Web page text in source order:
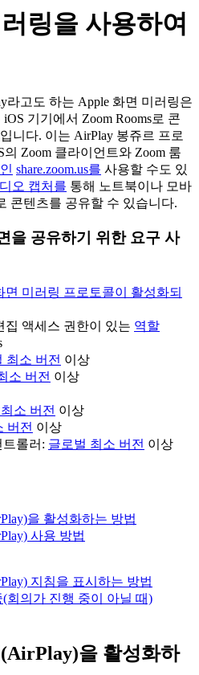
링을 사용하여
라고도 하는 Apple 화면 미러링은
기기에서 Zoom Rooms로 콘
니다. 이는 AirPlay 봉쥬르 프로
Zoom 클라이언트와 Zoom 룸
share.zoom.us를 사용할 수도 있
오 캡처를 통해 노트북이나 모바
콘텐츠를 공유할 수 있습니다.
을 공유하기 위한 요구 사
면 미러링 프로토콜이 활성화되
집 액세스 권한이 있는 역할
최소 버전 이상
소 버전 이상
소 버전 이상
버전 이상
트롤러: 글로벌 최소 버전 이상
을 활성화하는 방법
사용 방법
지침을 표시하는 방법
회의가 진행 중이 아닐 때)
을 활성화하